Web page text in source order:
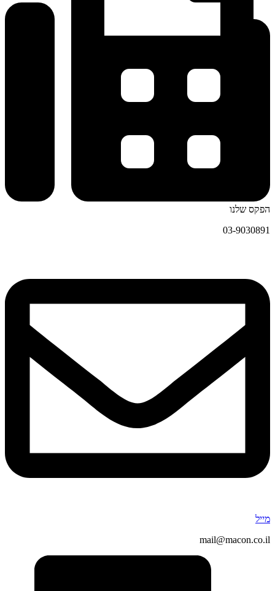
הפקס שלנו
03-9030891
מייל
mail@macon.co.il